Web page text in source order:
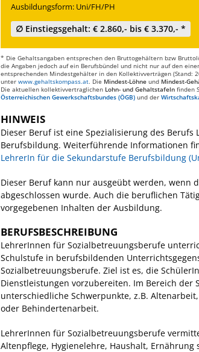
Ausbildungsform: Uni/FH/PH
∅ Einstiegsgehalt: € 2.860,- bis € 3.370,- *
* Die Gehaltsangaben entsprechen den Bruttogehältern bzw
die Angaben jedoch auf ein Berufsbündel und nicht nur auf den
entsprechenden Mindestgehälter in den Kollektivverträgen (Stand:
unter www.gehaltskompass.at. Die Mindest-Löhne und Mindest-
Die aktuellen kollektivvertraglichen Lohn- und Gehaltstafeln finden
Österreichischen Gewerkschaftsbundes (ÖGB) und der
HINWEIS
Dieser Beruf ist eine Spezialisierung des
Berufsbildung. Weiterführende Informationen
LehrerIn für die Sekundarstufe Berufsbildung
Dieser Beruf kann nur ausgeübt werden, wenn
abgeschlossen wurde. Auch die beruflichen
vorgegebenen Inhalten der Ausbildung.
BERUFSBESCHREIBUNG
LehrerInnen für Sozialbetreuungsberufe
Schulstufe in berufsbildenden
Sozialbetreuungsberufe. Ziel ist es, die
Dienstleistungen vorzubereiten. Im Bereich der
unterschiedliche Schwerpunkte, z.B.
oder Behindertenarbeit.
LehrerInnen für Sozialbetreuungsberufe
Altenpflege, Hygienelehre, Haushalt,